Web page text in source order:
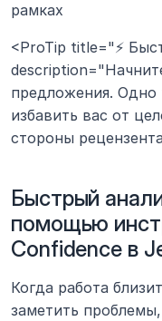
рамках
<ProTip title="⚡
предложения. Одно
избавить вас от
стороны
Быстрый
помощью
Confidence в
Когда работа
заметить